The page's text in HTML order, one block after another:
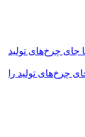
چرخ‌های تولید را